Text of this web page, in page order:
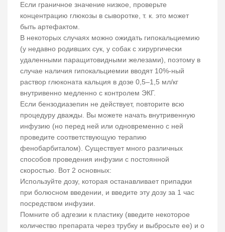
Если граничное значение низкое, проверьте
концентрацию глюкозы в сыворотке, т. к. это может
быть артефактом.
В некоторых случаях можно ожидать гипокальциемию
(у недавно родивших сук, у собак с хирургически
удаленными паращитовидными железами), поэтому в
случае наличия гипокальциемии вводят 10%-ный
раствор глюконата кальция в дозе 0,5–1,5 мл/кг
внутривенно медленно с контролем ЭКГ.
Если бензодиазепин не действует, повторите всю
процедуру дважды. Вы можете начать внутривенную
инфузию (но перед ней или одновременно с ней
проведите соответствующую терапию
фенобарбиталом). Существует много различных
способов проведения инфузии с постоянной
скоростью. Вот 2 основных:
Используйте дозу, которая останавливает припадки
при болюсном введении, и введите эту дозу за 1 час
посредством инфузии.
Помните об адгезии к пластику (введите некоторое
количество препарата через трубку и выбросьте ее) и о